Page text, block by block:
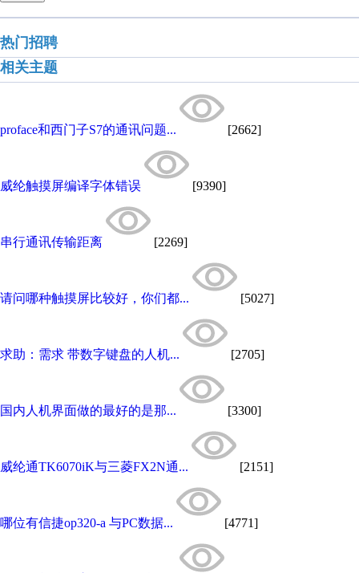
热门招聘
相关主题
proface和西门子S7的通讯问题... [2662]
威纶触摸屏编译字体错误 [9390]
串行通讯传输距离 [2269]
请问哪种触摸屏比较好，你们都... [5027]
求助：需求 带数字键盘的人机... [2705]
国内人机界面做的最好的是那... [3300]
威纶通TK6070iK与三菱FX2N通... [2151]
哪位有信捷op320-a 与PC数据... [4771]